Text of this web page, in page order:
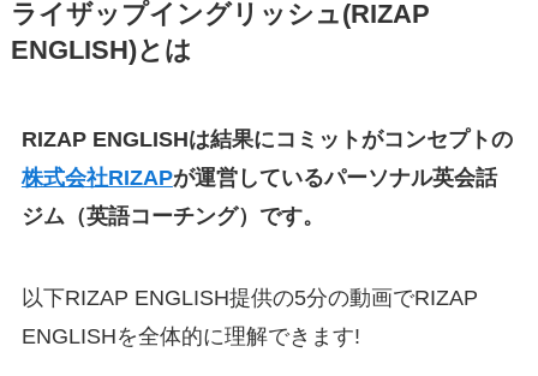
ライザップイングリッシュ(RIZAP
ENGLISH)とは
RIZAP ENGLISHは結果にコミットがコンセプトの
株式会社RIZAPが運営しているパーソナル英会話
ジム（英語コーチング）です。
以下RIZAP ENGLISH提供の5分の動画でRIZAP
ENGLISHを全体的に理解できます!